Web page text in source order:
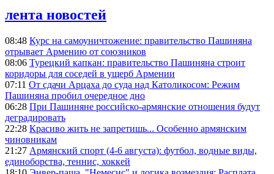
лента новостей
08:48 Курс на самоуничтожение: правительство Пашиняна
отрывает Армению от союзников
08:06 Турецкий капкан: правительство Пашиняна строит
коридоры для соседей в ущерб Армении
07:11 От сдачи Арцаха до суда над Католикосом: Режим
Пашиняна пробил очередное дно
06:28 При Пашиняне российско-армянские отношения будут
деградировать
22:28 Красиво жить не запретишь... Особенно армянским
чиновникам
21:27 Армянский спорт (4-6 августа): футбол, водные виды,
единоборства, теннис, хоккей